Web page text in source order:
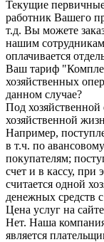
Текущие
работник Вашего
т.д. Вы можете
нашим
оплачивается
Ваш тариф
хозяйственных
данном случае?
Под
хозяйственной
Например,
в т.ч. по
покупателям;
счет и в кассу, при
считается одной
денежных средств
Цена услуг на
Нет. Наша
является